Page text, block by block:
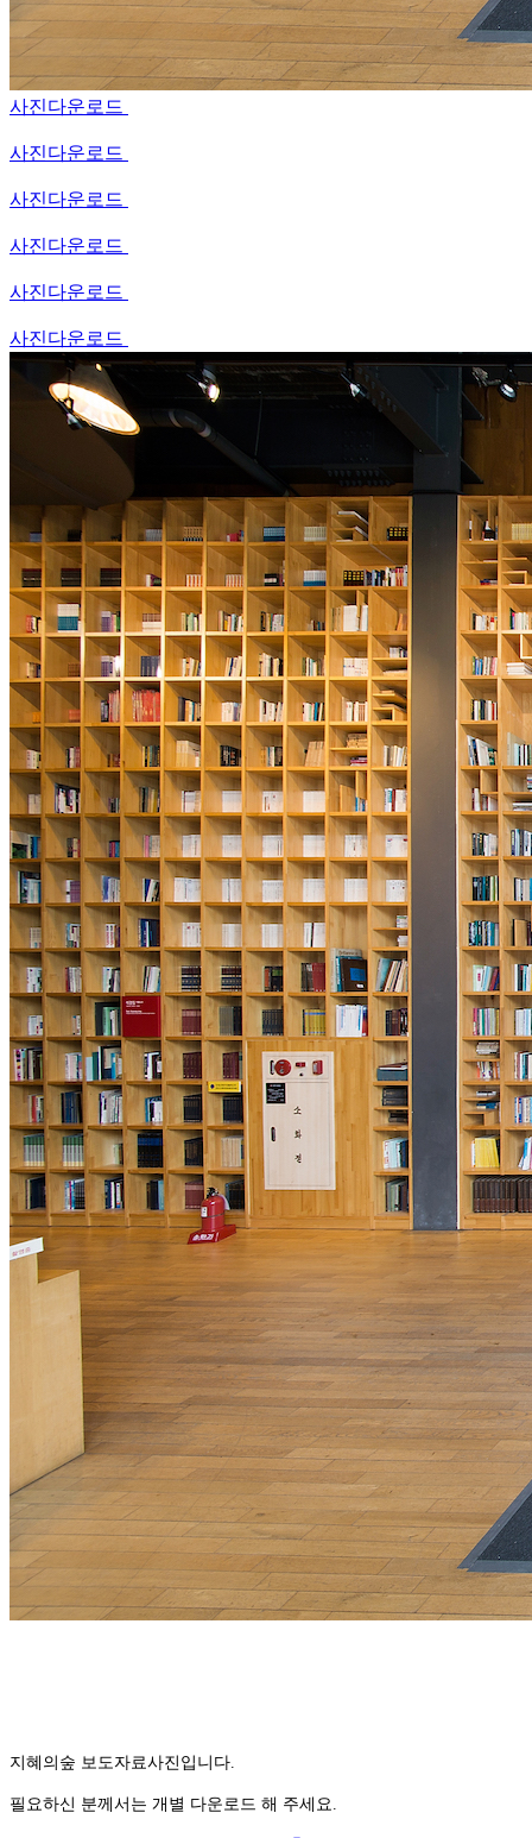
사진다운로드
사진다운로드
사진다운로드
사진다운로드
사진다운로드
사진다운로드
지혜의숲 보도자료사진입니다.
필요하신 분께서는 개별 다운로드 해 주세요.